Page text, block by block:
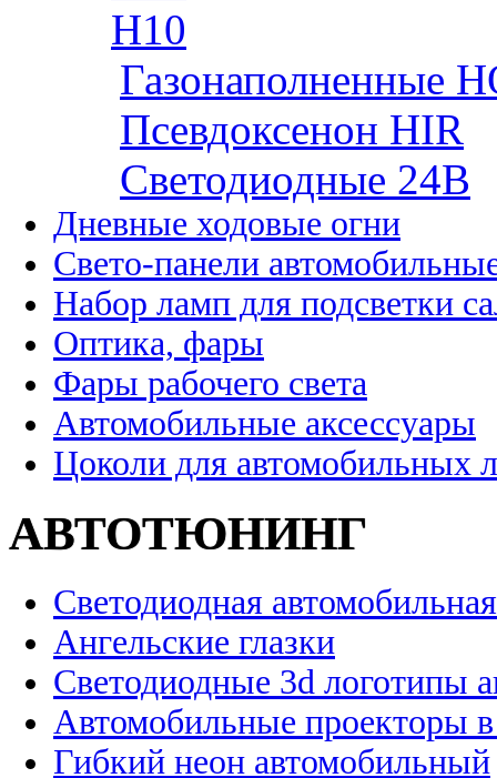
H10
Газонаполненные
Псевдоксенон HIR
Cветодиодные 24B
Дневные ходовые огни
Свето-панели
Набор ламп для подсветки
Оптика, фары
Фары рабочего света
Автомобильные аксессуары
Цоколи для автомобильных
АВТОТЮНИНГ
Светодиодная
Ангельские глазки
Светодиодные 3d логотипы
Автомобильные проекторы
Гибкий неон автомобильный